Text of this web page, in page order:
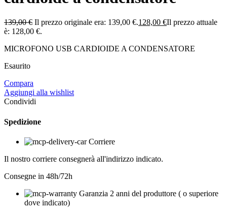
139,00€ Il prezzo originale era: 139,00 €.128,00 €Il prezzo attuale
è: 128,00 €.
MICROFONO USB CARDIOIDE A CONDENSATORE
Esaurito
Compara
Aggiungi alla wishlist
Condividi
Spedizione
Corriere
Il nostro corriere consegnerà all'indirizzo indicato.
Consegne in 48h/72h
Garanzia 2 anni del produttore ( o superiore
dove indicato)